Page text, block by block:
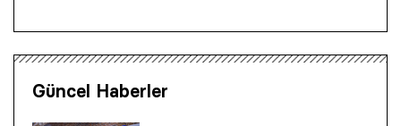
Güncel Haberler